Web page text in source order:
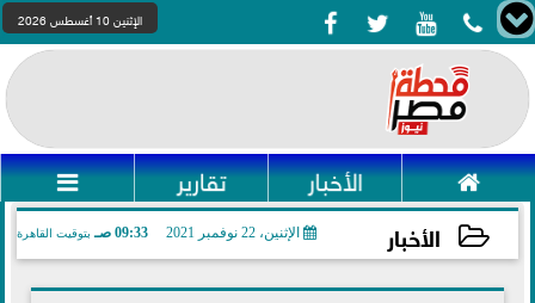
    الإثنين 10 أغسطس 2026
 الأخبار تقارير 
الأخبار الإثنين، 22 نوفمبر 2021 09:33 صـ بتوقيت القاهرة
2021-11-22 09:33:34